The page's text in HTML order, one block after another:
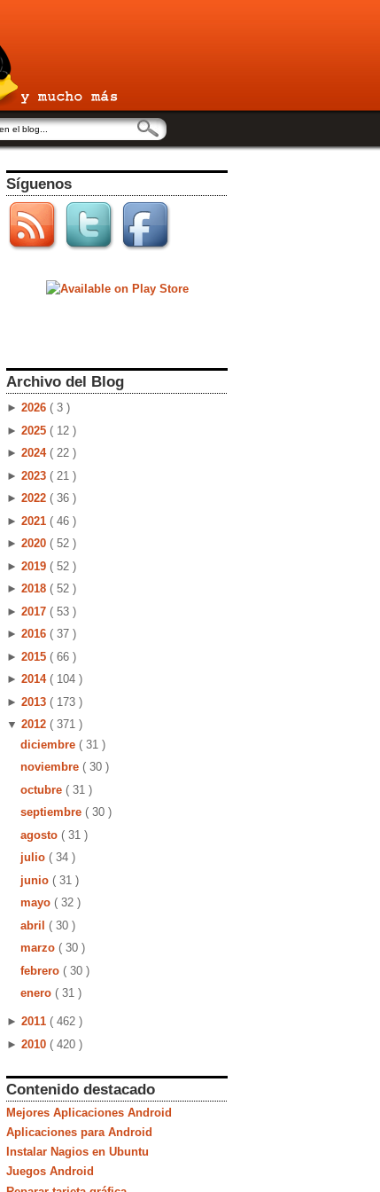
Síguenos
Archivo del Blog
► 2026 ( 3 )
► 2025 ( 12 )
► 2024 ( 22 )
► 2023 ( 21 )
► 2022 ( 36 )
► 2021 ( 46 )
► 2020 ( 52 )
► 2019 ( 52 )
► 2018 ( 52 )
► 2017 ( 53 )
► 2016 ( 37 )
► 2015 ( 66 )
► 2014 ( 104 )
► 2013 ( 173 )
▼ 2012 ( 371 )
diciembre ( 31 )
noviembre ( 30 )
octubre ( 31 )
septiembre ( 30 )
agosto ( 31 )
julio ( 34 )
junio ( 31 )
mayo ( 32 )
abril ( 30 )
marzo ( 30 )
febrero ( 30 )
enero ( 31 )
► 2011 ( 462 )
► 2010 ( 420 )
Contenido destacado
Mejores Aplicaciones Android
Aplicaciones para Android
Instalar Nagios en Ubuntu
Juegos Android